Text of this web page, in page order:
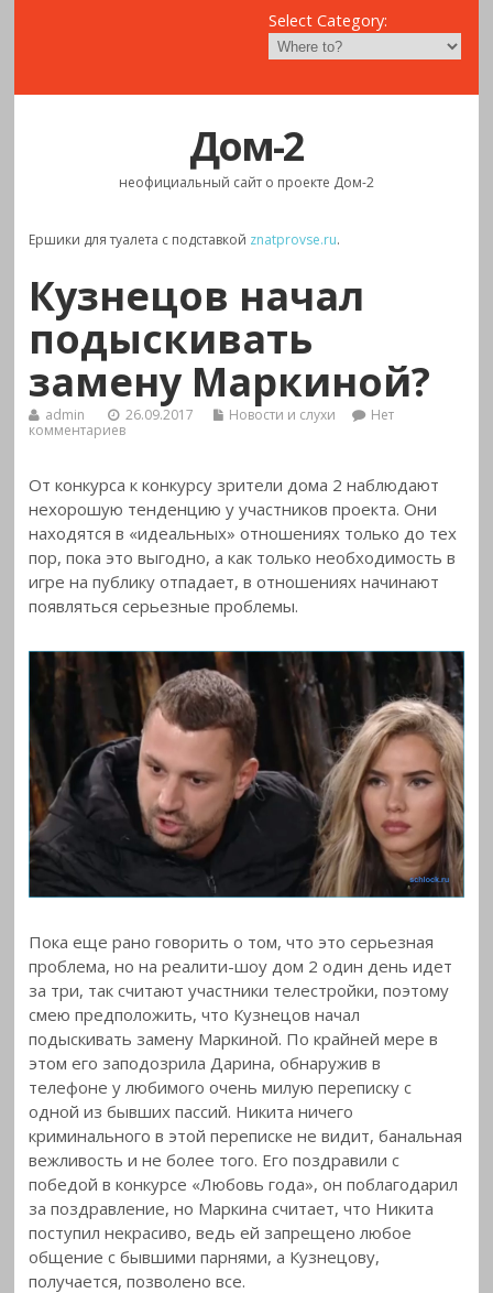
Select Category:
Дом-2
неофициальный сайт о проекте Дом-2
Ершики для туалета с подставкой znatprovse.ru.
Кузнецов начал
подыскивать
замену Маркиной?
admin 26.09.2017 Новости и слухи
Нет
комментариев
От конкурса к конкурсу зрители дома 2 наблюдают
нехорошую тенденцию у участников проекта. Они
находятся в «идеальных» отношениях только до тех
пор, пока это выгодно, а как только необходимость в
игре на публику отпадает, в отношениях начинают
появляться серьезные проблемы.
Пока еще рано говорить о том, что это серьезная
проблема, но на реалити-шоу дом 2 один день идет
за три, так считают участники телестройки, поэтому
смею предположить, что Кузнецов начал
подыскивать замену Маркиной. По крайней мере в
этом его заподозрила Дарина, обнаружив в
телефоне у любимого очень милую переписку с
одной из бывших пассий. Никита ничего
криминального в этой переписке не видит, банальная
вежливость и не более того. Его поздравили с
победой в конкурсе «Любовь года», он поблагодарил
за поздравление, но Маркина считает, что Никита
поступил некрасиво, ведь ей запрещено любое
общение с бывшими парнями, а Кузнецову,
получается, позволено все.